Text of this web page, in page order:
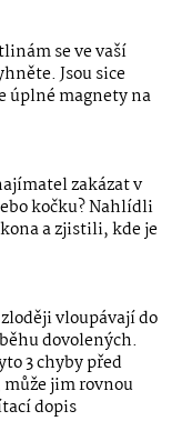
se ve vaší
Jsou sice
úplné magnety na
zakázat v
kočku? Nahlídli
a zjistili, kde je
vloupávají do
dovolených.
3 chyby před
jim rovnou
dopis